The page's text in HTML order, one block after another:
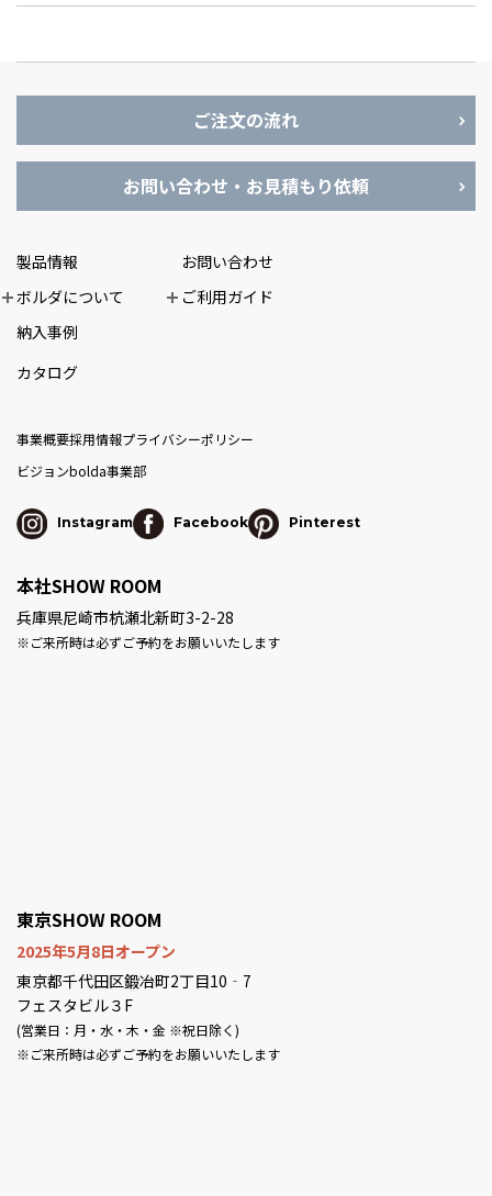
ご注文の流れ
お問い合わせ・お見積もり依頼
製品情報
ボルダについて
納入事例
カタログ
お問い合わせ
ご利用ガイド
事業概要採用情報プライバシーポリシー
ビジョンbolda事業部
Instagram Facebook Pinterest
本社SHOW ROOM
兵庫県尼崎市杭瀬北新町3-2-28
※ご来所時は必ずご予約をお願いいたします
東京SHOW ROOM
2025年5月8日オープン
東京都千代田区鍛冶町2丁目10‐7
フェスタビル３F
(営業日：月・水・木・金 ※祝日除く)
※ご来所時は必ずご予約をお願いいたします